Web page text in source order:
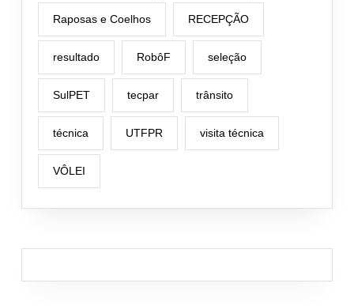
Raposas e Coelhos RECEPÇÃO
resultado RobôF seleção
SulPET tecpar trânsito
técnica UTFPR visita técnica
VÔLEI